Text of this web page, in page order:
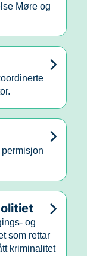
Møre og
og
som rettar
kriminalitet